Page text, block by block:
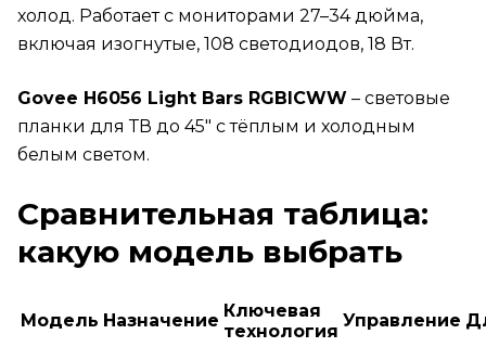
холод. Работает с мониторами 27–34 дюйма,
включая изогнутые, 108 светодиодов, 18 Вт.
Govee H6056 Light Bars RGBICWW – световые
планки для ТВ до 45" с тёплым и холодным
белым светом.
Сравнительная таблица:
какую модель выбрать
Модель Назначение Ключевая
технология
Управление